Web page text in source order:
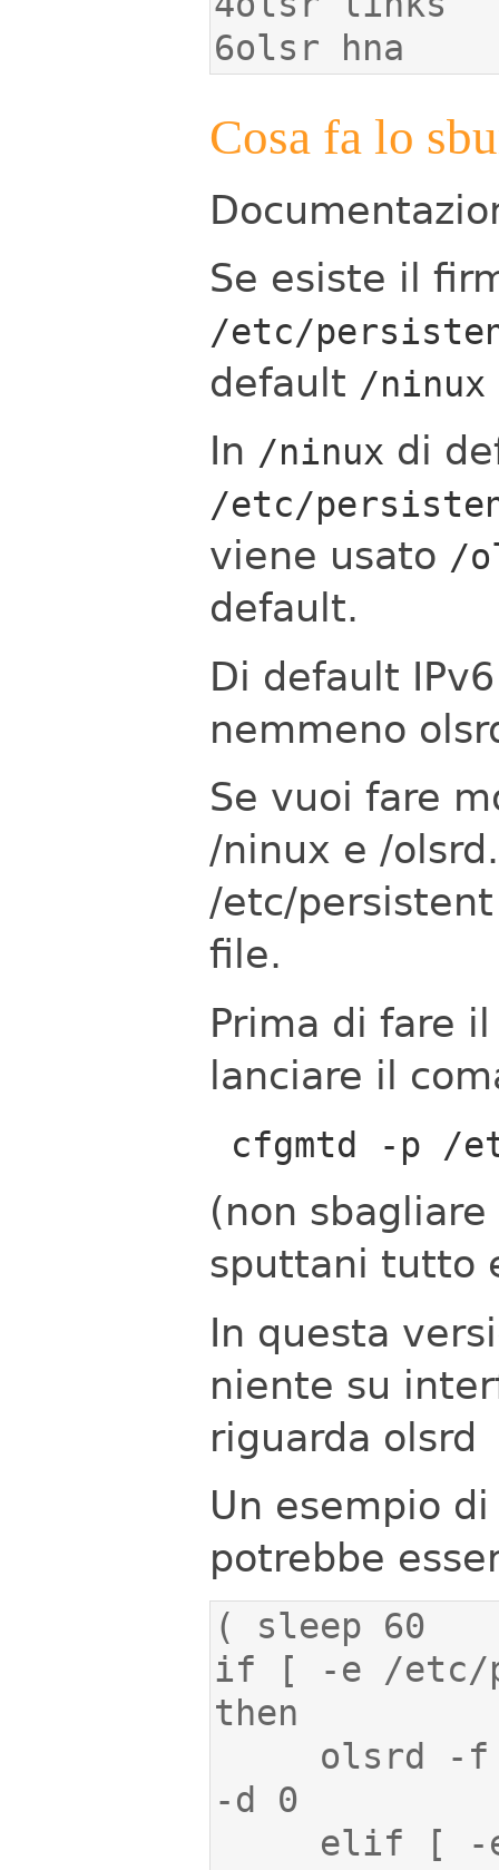
6olsr hna
Cosa fa lo
Se esiste il
/etc/
default /ninux
In /ninux di
/etc/
viene usato /
default.
Di default
nemmeno
Se vuoi fare
/ninux e /
/etc/
file.
Prima di fare
lanciare il
cfgmtd -p /
(non
sputtani tutto
In questa
niente su
riguarda olsrd
Un esempio
potrebbe
if [ -e /etc/